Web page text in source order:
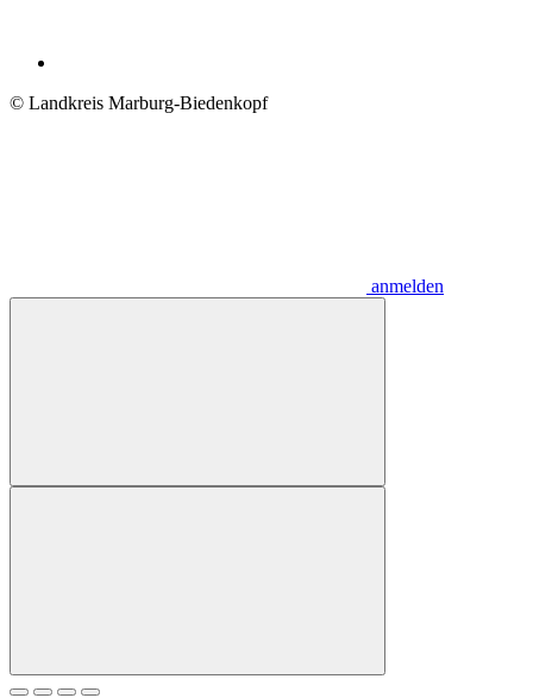
© Landkreis Marburg-Biedenkopf
anmelden